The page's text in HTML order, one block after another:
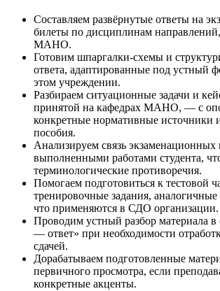
Составляем развёрнутые ответы на
билеты по дисциплинам
МАНО.
Готовим шпаргалки-схемы и
ответа, адаптированные под устный
этом учреждении.
Разбираем ситуационные задачи и
принятой на кафедрах МАНО, — с
конкретные нормативные источники
пособия.
Анализируем связь экзаменационных
выполненными работами студента,
терминологические противоречия.
Помогаем подготовиться к тестовой
тренировочные задания, аналогичные
что применяются в СДО организации.
Проводим устный разбор материала в
— ответ» при необходимости
сдачей.
Дорабатываем подготовленные
первичного просмотра, если
конкретные акценты.